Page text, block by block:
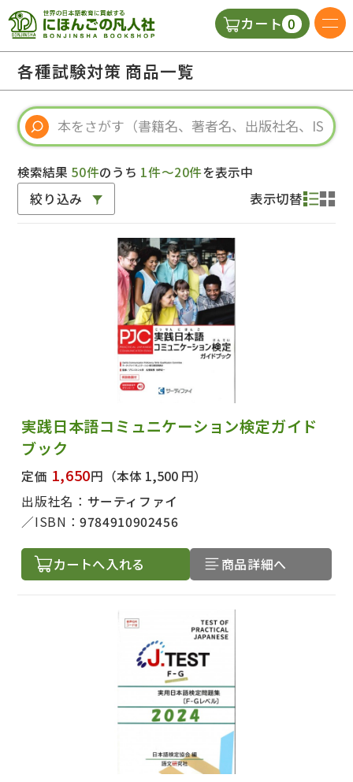
カート 0
視聴覚・補助教材
教師用参考書
各種試験対策 商品一覧
検索結果 50件のうち 1件～20件を表示中
絞り込み 表示切替
実践日本語コミュニケーション検定ガイド
ブック
定価 1,650円 （本体 1,500 円）
出版社名： サーティファイ
ISBN：9784910902456
カートへ入れる 商品詳細へ